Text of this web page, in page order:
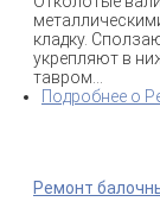
кладку.
укрепляют в
тавром...
Подробнее о
Ремонт